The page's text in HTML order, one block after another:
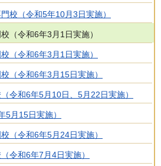
校（令和5年10月3日実施）
（令和6年3月1日実施）
（令和6年3月1日実施）
（令和6年3月15日実施）
令和6年5月10日、5月22日実施）
5月15日実施）
（令和6年5月24日実施）
令和6年7月4日実施）